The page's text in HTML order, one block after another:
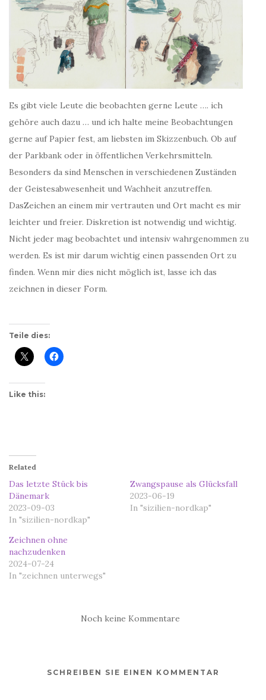
Es gibt viele Leute die beobachten gerne Leute …. ich
gehöre auch dazu … und ich halte meine Beobachtungen
gerne auf Papier fest, am liebsten im Skizzenbuch. Ob auf
der Parkbank oder in öffentlichen Verkehrsmitteln.
Besonders da sind Menschen in verschiedenen Zuständen
der Geistesabwesenheit und Wachheit anzutreffen.
DasZeichen an einem mir vertrauten und Ort macht es mir
leichter und freier. Diskretion ist notwendig und wichtig.
Nicht jeder mag beobachtet und intensiv wahrgenommen zu
werden. Es ist mir darum wichtig einen passenden Ort zu
finden. Wenn mir dies nicht möglich ist, lasse ich das
zeichnen in dieser Form.
Teile dies:
Like this:
Related
Das letzte Stück bis
Dänemark
2023-09-03
In "sizilien-nordkap"
Zwangspause als Glücksfall
2023-06-19
In "sizilien-nordkap"
Zeichnen ohne
nachzudenken
2024-07-24
In "zeichnen unterwegs"
Noch keine Kommentare
SCHREIBEN SIE EINEN KOMMENTAR